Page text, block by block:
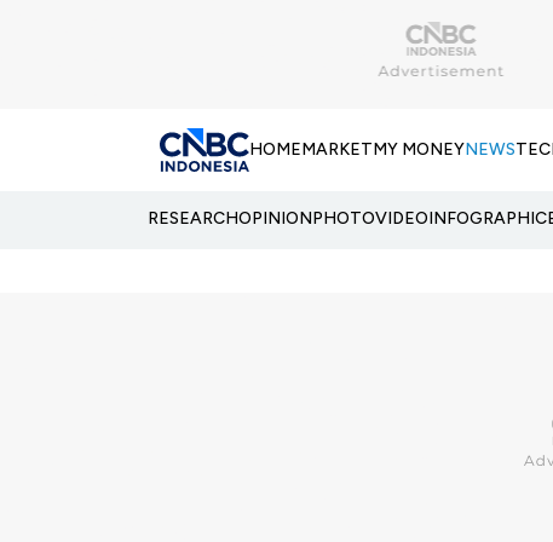
HOMEMARKETMY MONEYNEWS
RESEARCHOPINIONPHOTOVIDEOINFOGRAPHIC